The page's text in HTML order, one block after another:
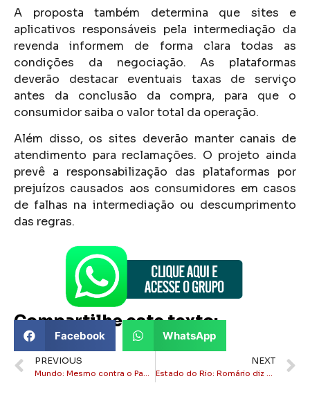
A proposta também determina que sites e
aplicativos responsáveis pela intermediação da
revenda informem de forma clara todas as
condições da negociação. As plataformas
deverão destacar eventuais taxas de serviço
antes da conclusão da compra, para que o
consumidor saiba o valor total da operação.
Além disso, os sites deverão manter canais de
atendimento para reclamações. O projeto ainda
prevê a responsabilização das plataformas por
prejuízos causados aos consumidores em casos
de falhas na intermediação ou descumprimento
das regras.
Compartilhe este texto:
Facebook WhatsApp
PREVIOUS
Mundo: Mesmo contra o Papa, Fraternidade Sacerdotal São Pio X ordena quatro novos bispos
NEXT
Estado do Rio: Romário diz que devolverá salário de senador recebido durante a Copa